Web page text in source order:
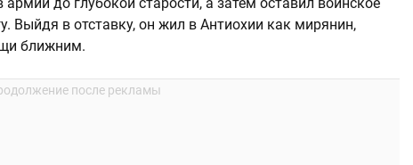
Выйдя в отставку, он жил в Антиохии как мирянин,
ближним.